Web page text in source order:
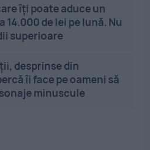
îți poate aduce un
14.000 de lei pe lună. Nu
superioare
desprinse din
îi face pe oameni să
minuscule